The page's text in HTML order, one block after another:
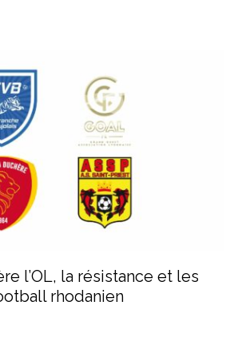
l’OL, la résistance et les
rhodanien